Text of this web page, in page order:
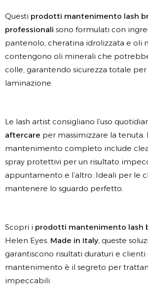
Questi prodotti mantenimento lash
professionali sono formulati con
pantenolo, cheratina idrolizzata e oli
contengono oli minerali che
colle, garantendo sicurezza totale
laminazione.
Le lash artist consigliano l’uso
aftercare per massimizzare la tenuta.
mantenimento completo include
spray protettivi per un risultato
appuntamento e l’altro. Ideali per le
mantenere lo sguardo perfetto.
Scopri i prodotti mantenimento lash
Helen Eyes. Made in Italy, queste
garantiscono risultati duraturi e clienti
mantenimento è il segreto per
impeccabili.